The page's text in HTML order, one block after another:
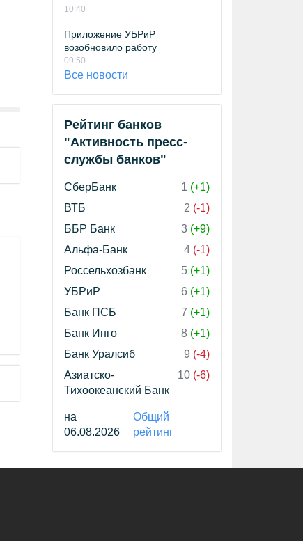
10:40
Приложение УБРиР
возобновило работу
09:50
Все новости
Рейтинг банков
"Активность пресс-
службы банков"
СберБанк 1 (+1)
ВТБ
2 (-1)
ББР Банк
3 (+9)
Альфа-Банк
4 (-1)
Россельхозбанк
5 (+1)
УБРиР
6 (+1)
Банк ПСБ
7 (+1)
Банк Инго
8 (+1)
Банк Уралсиб
9 (-4)
Азиатско-
Тихоокеанский Банк
10 (-6)
на
06.08.2026
Общий
рейтинг